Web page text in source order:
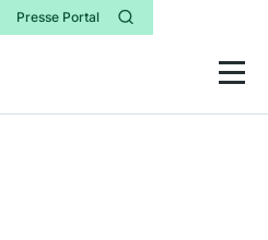
Presse Portal